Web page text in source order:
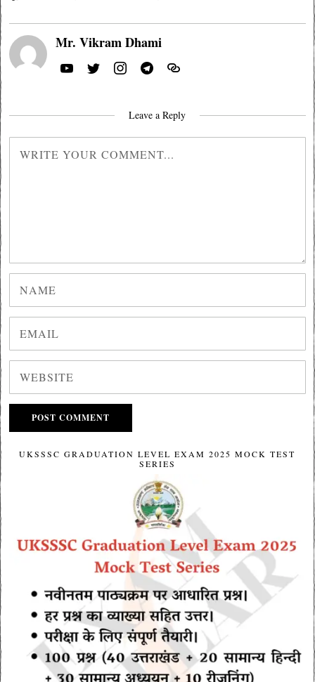
Mr. Vikram Dhami
Leave a Reply
UKSSSC GRADUATION LEVEL EXAM 2025 MOCK TEST
SERIES